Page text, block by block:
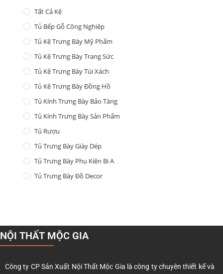
Tất Cả Kệ
Tủ Bếp Gỗ Công Nghiệp
Tủ Kệ Trưng Bày Mỹ Phẩm
Tủ Kệ Trưng Bày Trang Sức
Tủ Kệ Trưng Bày Túi Xách
Tủ Kệ Trưng Bày Đồng Hồ
Tủ Kính Trưng Bày Bảo Tàng
Tủ Kính Trưng Bày Sản Phẩm
Tủ Rượu
Tủ Trưng Bày Giày Dép
Tủ Trưng Bày Phụ Kiện Bi A
Tủ Trưng Bày Đồ Decor
NỘI THẤT MỘC GIA
Công ty CP Sản Xuất Nội Thất Mộc Gia là công ty chuyên thiết kế và